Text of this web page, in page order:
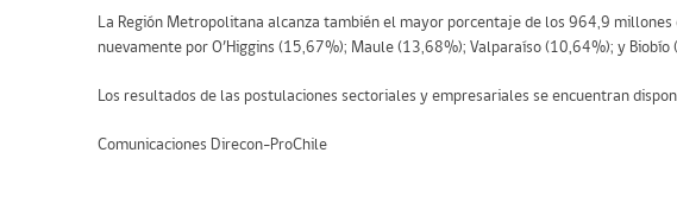
La Región Metropolitana alcanza también el mayor porcentaje de los 964,9
nuevamente por O’Higgins (15,67%); Maule (13,68%); Valparaíso (10,64%); y Biobío
Los resultados de las postulaciones sectoriales y empresariales se encuentran
Comunicaciones Direcon-ProChile